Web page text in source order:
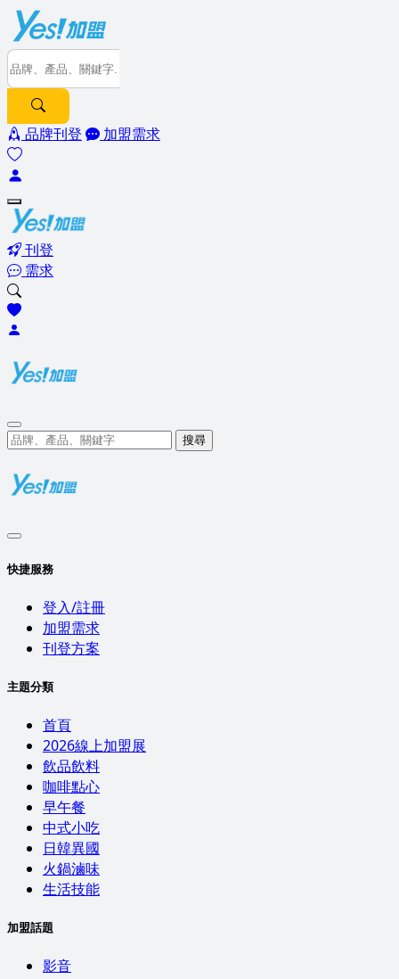
品牌刊登 加盟需求
刊登
需求
搜尋
快捷服務
登入/註冊
加盟需求
刊登方案
主題分類
首頁
2026線上加盟展
飲品飲料
咖啡點心
早午餐
中式小吃
日韓異國
火鍋滷味
生活技能
加盟話題
影音